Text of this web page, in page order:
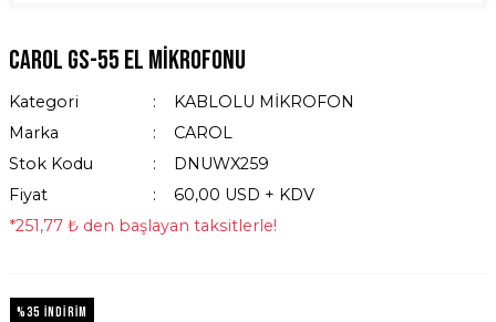
​Carol GS-55 El Mikrofonu
Kategori
KABLOLU MİKROFON
Marka
CAROL
Stok Kodu
DNUWX259
Fiyat
60,00 USD + KDV
*251,77 ₺ den başlayan taksitlerle!
%35 İNDİRİM